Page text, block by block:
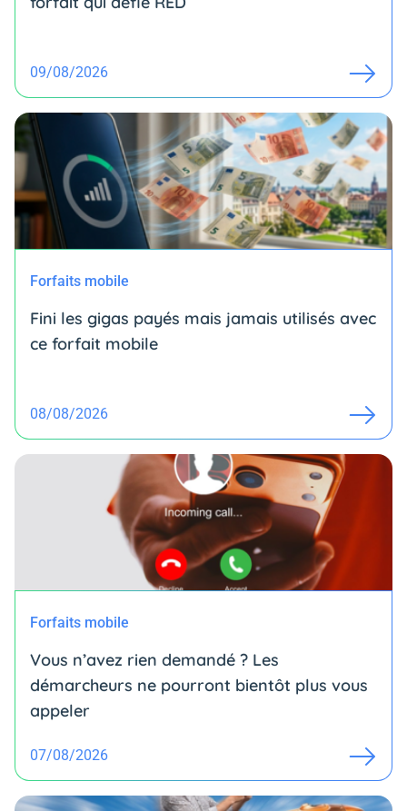
09/08/2026
Forfaits mobile
Fini les gigas payés mais jamais utilisés avec
ce forfait mobile
08/08/2026
Forfaits mobile
Vous n’avez rien demandé ? Les
démarcheurs ne pourront bientôt plus vous
appeler
07/08/2026